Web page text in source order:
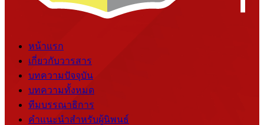
หน้าแรก
เกี่ยวกับวารสาร
บทความปัจจุบัน
บทความทั้งหมด
ทีมบรรณาธิการ
คำแนะนำสำหรับผู้นิพนธ์